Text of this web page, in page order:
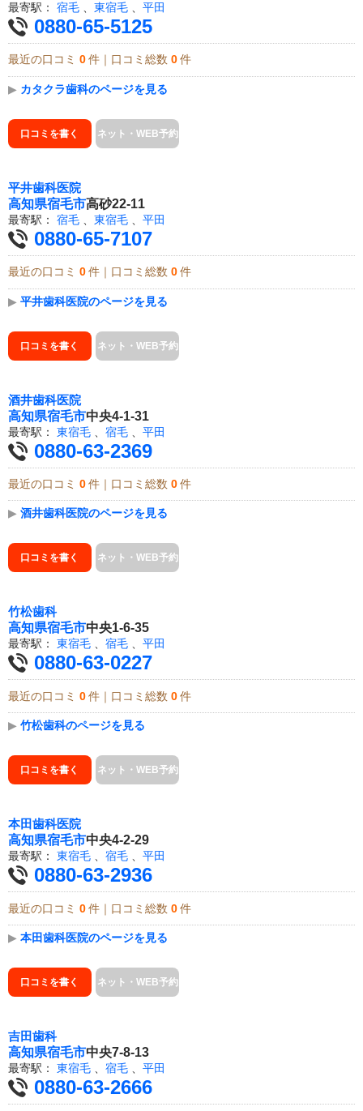
最寄駅： 宿毛 東宿毛 平田
0880-65-5125
最近の口コミ 0 件｜口コミ総数 0 件
▶ カタクラ歯科のページを見る
口コミを書く ネット・WEB予約
平井歯科医院
高知県宿毛市高砂22-11
最寄駅： 宿毛 東宿毛 平田
0880-65-7107
最近の口コミ 0 件｜口コミ総数 0 件
▶ 平井歯科医院のページを見る
口コミを書く ネット・WEB予約
酒井歯科医院
高知県宿毛市中央4-1-31
最寄駅： 東宿毛 宿毛 平田
0880-63-2369
最近の口コミ 0 件｜口コミ総数 0 件
▶ 酒井歯科医院のページを見る
口コミを書く ネット・WEB予約
竹松歯科
高知県宿毛市中央1-6-35
最寄駅： 東宿毛 、 宿毛 、 平田
0880-63-0227
最近の口コミ 0 件｜口コミ総数 0 件
▶ 竹松歯科のページを見る
口コミを書く ネット・WEB予約
本田歯科医院
高知県宿毛市中央4-2-29
最寄駅： 東宿毛 宿毛 平田
0880-63-2936
最近の口コミ 0 件｜口コミ総数 0 件
▶ 本田歯科医院のページを見る
口コミを書く ネット・WEB予約
吉田歯科
高知県宿毛市中央7-8-13
最寄駅： 東宿毛 宿毛 平田
0880-63-2666